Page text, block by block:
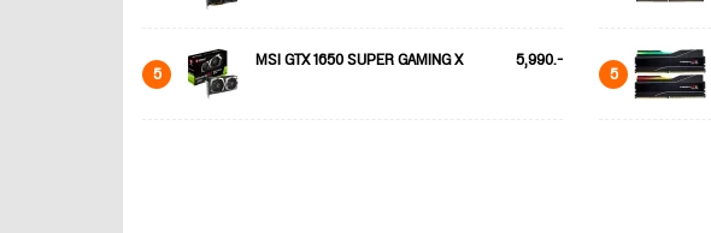
5 MSI GTX 1650 SUPER GAMING X 5,990.- 5